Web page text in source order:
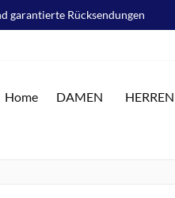
garantierte Rücksendungen
Home DAMEN HERREN